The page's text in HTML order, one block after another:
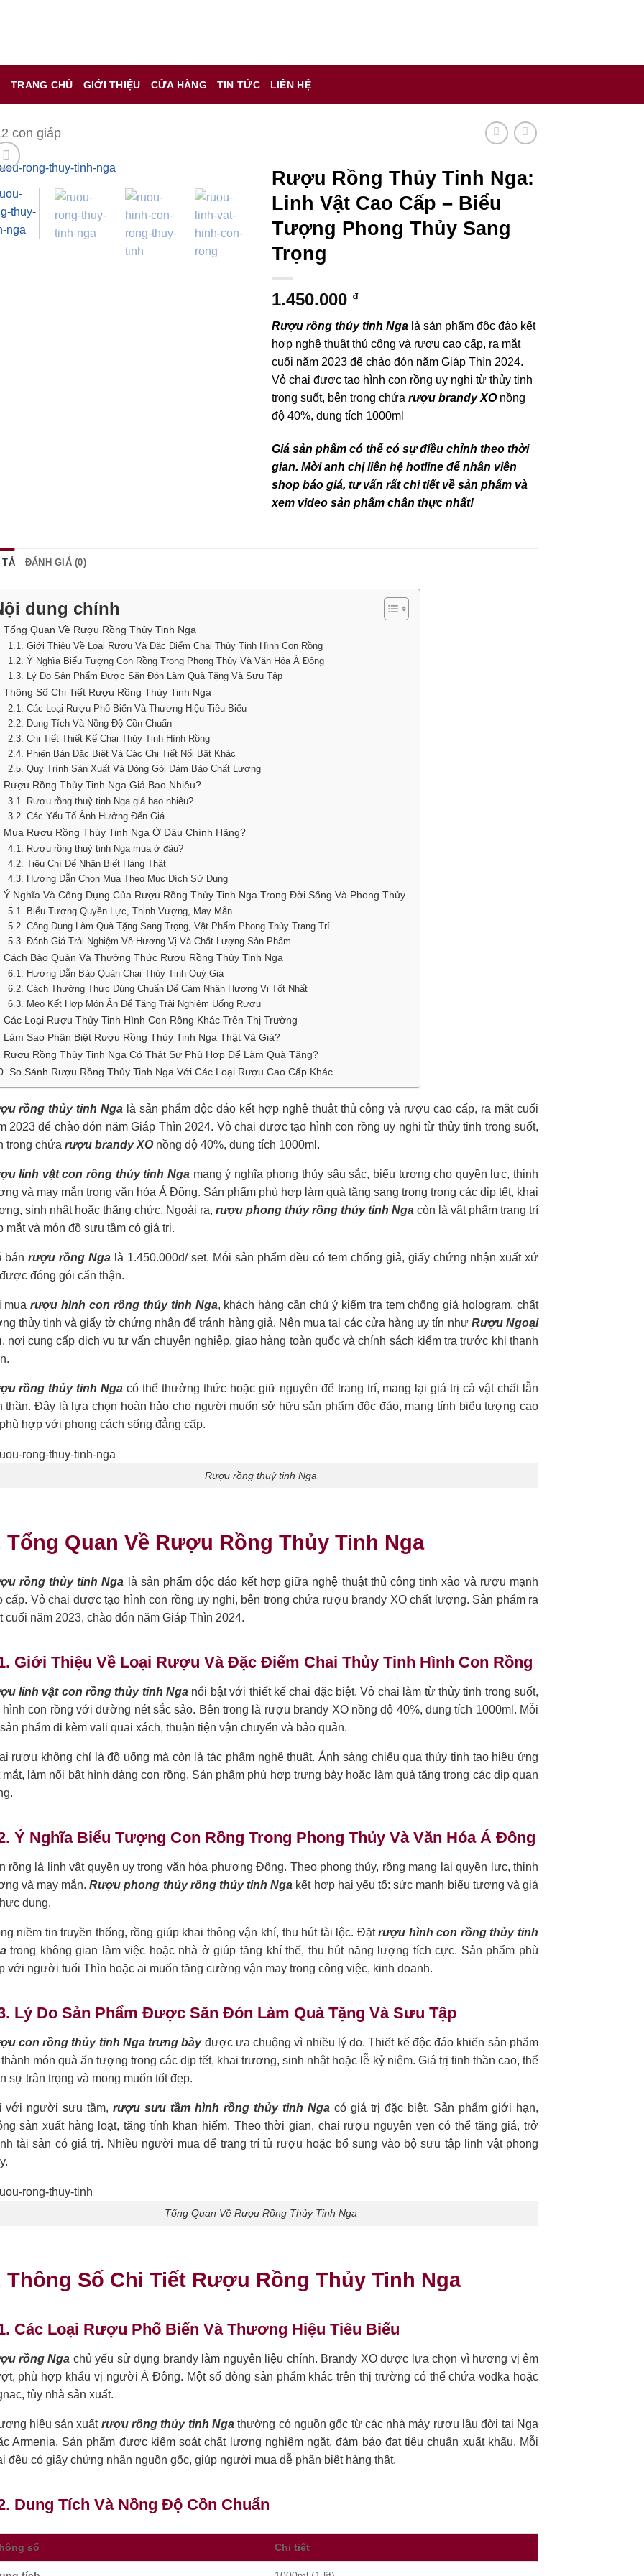
đang mang thai.
TRANG CHỦ GIỚI THIỆU CỬA HÀNG TIN TỨC LIÊN HỆ
con giáp
Rượu Rồng Thủy Tinh Nga:
Linh Vật Cao Cấp – Biểu
Tượng Phong Thủy Sang
Trọng
1.450.000 ₫
Rượu rồng thủy tinh Nga là sản phẩm độc đáo kết
hợp nghệ thuật thủ công và rượu cao cấp, ra mắt
cuối năm 2023 để chào đón năm Giáp Thìn 2024.
Vỏ chai được tạo hình con rồng uy nghi từ thủy tinh
trong suốt, bên trong chứarượu brandy XOnồng
độ 40%, dung tích 1000ml
Giá sản phẩm có thể có sự điều chỉnh theo thời
gian. Mời anh chị liên hệ hotline để nhân viên
shop báo giá, tư vấn rất chi tiết về sản phẩm và
xem video sản phẩm chân thực nhất!
TẢ ĐÁNH GIÁ (0)
dung chính
Tổng Quan Về Rượu Rồng Thủy Tinh Nga
1.1. Giới Thiệu Về Loại Rượu Và Đặc Điểm Chai Thủy Tinh Hình Con Rồng
1.2. Ý Nghĩa Biểu Tượng Con Rồng Trong Phong Thủy Và Văn Hóa Á Đông
1.3. Lý Do Sản Phẩm Được Săn Đón Làm Quà Tặng Và Sưu Tập
Thông Số Chi Tiết Rượu Rồng Thủy Tinh Nga
2.1. Các Loại Rượu Phổ Biến Và Thương Hiệu Tiêu Biểu
2.2. Dung Tích Và Nồng Độ Cồn Chuẩn
2.3. Chi Tiết Thiết Kế Chai Thủy Tinh Hình Rồng
2.4. Phiên Bản Đặc Biệt Và Các Chi Tiết Nổi Bật Khác
2.5. Quy Trình Sản Xuất Và Đóng Gói Đảm Bảo Chất Lượng
Rượu Rồng Thủy Tinh Nga Giá Bao Nhiêu?
3.1. Rượu rồng thuỷ tinh Nga giá bao nhiêu?
3.2. Các Yếu Tố Ảnh Hưởng Đến Giá
Mua Rượu Rồng Thủy Tinh Nga Ở Đâu Chính Hãng?
4.1. Rượu rồng thuỷ tinh Nga mua ở đâu?
4.2. Tiêu Chí Để Nhận Biết Hàng Thật
4.3. Hướng Dẫn Chọn Mua Theo Mục Đích Sử Dụng
Ý Nghĩa Và Công Dụng Của Rượu Rồng Thủy Tinh Nga Trong Đời Sống Và Phong Thủy
5.1. Biểu Tượng Quyền Lực, Thịnh Vượng, May Mắn
5.2. Công Dụng Làm Quà Tặng Sang Trọng, Vật Phẩm Phong Thủy Trang Trí
5.3. Đánh Giá Trải Nghiệm Về Hương Vị Và Chất Lượng Sản Phẩm
Cách Bảo Quản Và Thưởng Thức Rượu Rồng Thủy Tinh Nga
6.1. Hướng Dẫn Bảo Quản Chai Thủy Tinh Quý Giá
6.2. Cách Thưởng Thức Đúng Chuẩn Để Cảm Nhận Hương Vị Tốt Nhất
6.3. Mẹo Kết Hợp Món Ăn Để Tăng Trải Nghiệm Uống Rượu
Các Loại Rượu Thủy Tinh Hình Con Rồng Khác Trên Thị Trường
Làm Sao Phân Biệt Rượu Rồng Thủy Tinh Nga Thật Và Giả?
Rượu Rồng Thủy Tinh Nga Có Thật Sự Phù Hợp Để Làm Quà Tặng?
So Sánh Rượu Rồng Thủy Tinh Nga Với Các Loại Rượu Cao Cấp Khác
rồng thủy tinh Nga là sản phẩm độc đáo kết hợp nghệ thuật thủ công và rượu cao cấp, ra mắt cuối
2023 để chào đón năm Giáp Thìn 2024. Vỏ chai được tạo hình con rồng uy nghi từ thủy tinh trong suốt,
trong chứa rượu brandy XOnồng độ 40%, dung tích 1000ml.
linh vật con rồng thủy tinh Ngamang ý nghĩa phong thủy sâu sắc, biểu tượng cho quyền lực, thịnh
và may mắn trong văn hóa Á Đông. Sản phẩm phù hợp làm quà tặng sang trọng trong các dịp tết, khai
sinh nhật hoặc thăng chức. Ngoài ra, rượu phong thủy rồng thủy tinh Ngacòn là vật phẩm trang trí
mắt và món đồ sưu tầm có giá trị.
bánrượu rồng Nga là 1.450.000đ/ set. Mỗi sản phẩm đều có tem chống giả, giấy chứng nhận xuất xứ
đóng gói cẩn thận.
muarượu hình con rồng thủy tinh Nga, khách hàng cần chú ý kiểm tra tem chống giả hologram, chất
thủy tinh và giấy tờ chứng nhận để tránh hàng giả. Nên mua tại các cửa hàng uy tín như Rượu Ngoại
, nơi cung cấp dịch vụ tư vấn chuyên nghiệp, giao hàng toàn quốc và chính sách kiểm tra trước khi thanh
rồng thủy tinh Nga có thể thưởng thức hoặc giữ nguyên để trang trí, mang lại giá trị cả vật chất lẫn
thần. Đây là lựa chọn hoàn hảo cho người muốn sở hữu sản phẩm độc đáo, mang tính biểu tượng cao
hợp với phong cách sống đẳng cấp.
Rượu rồng thuỷ tinh Nga
Tổng Quan Về Rượu Rồng Thủy Tinh Nga
rồng thủy tinh Nga là sản phẩm độc đáo kết hợp giữa nghệ thuật thủ công tinh xảo và rượu mạnh
cấp. Vỏ chai được tạo hình con rồng uy nghi, bên trong chứa rượu brandy XO chất lượng. Sản phẩm ra
cuối năm 2023, chào đón năm Giáp Thìn 2024.
Giới Thiệu Về Loại Rượu Và Đặc Điểm Chai Thủy Tinh Hình Con Rồng
linh vật con rồng thủy tinh Nga nổi bật với thiết kế chai đặc biệt. Vỏ chai làm từ thủy tinh trong suốt,
hình con rồng với đường nét sắc sảo. Bên trong là rượu brandy XO nồng độ 40%, dung tích 1000ml. Mỗi
phẩm đi kèm vali quai xách, thuận tiện vận chuyển và bảo quản.
rượu không chỉ là đồ uống mà còn là tác phẩm nghệ thuật. Ánh sáng chiếu qua thủy tinh tạo hiệu ứng
mắt, làm nổi bật hình dáng con rồng. Sản phẩm phù hợp trưng bày hoặc làm quà tặng trong các dịp quan
Ý Nghĩa Biểu Tượng Con Rồng Trong Phong Thủy Và Văn Hóa Á Đông
rồng là linh vật quyền uy trong văn hóa phương Đông. Theo phong thủy, rồng mang lại quyền lực, thịnh
và may mắn.Rượu phong thủy rồng thủy tinh Nga kết hợp hai yếu tố: sức mạnh biểu tượng và giá
dụng.
niềm tin truyền thống, rồng giúp khai thông vận khí, thu hút tài lộc. Đặtrượu hình con rồng thủy tinh
trong không gian làm việc hoặc nhà ở giúp tăng khí thế, thu hút năng lượng tích cực. Sản phẩm phù
với người tuổi Thìn hoặc ai muốn tăng cường vận may trong công việc, kinh doanh.
Lý Do Sản Phẩm Được Săn Đón Làm Quà Tặng Và Sưu Tập
con rồng thủy tinh Nga trưng bàyđược ưa chuộng vì nhiều lý do. Thiết kế độc đáo khiến sản phẩm
món quà ấn tượng trong các dịp tết, khai trương, sinh nhật hoặc lễ kỷ niệm. Giá trị tinh thần cao, thể
sự trân trọng và mong muốn tốt đẹp.
với người sưu tầm,rượu sưu tầm hình rồng thủy tinh Nga có giá trị đặc biệt. Sản phẩm giới hạn,
sản xuất hàng loạt, tăng tính khan hiếm. Theo thời gian, chai rượu nguyên vẹn có thể tăng giá, trở
tài sản có giá trị. Nhiều người mua để trang trí tủ rượu hoặc bổ sung vào bộ sưu tập linh vật phong
Tổng Quan Về Rượu Rồng Thủy Tinh Nga
Thông Số Chi Tiết Rượu Rồng Thủy Tinh Nga
Các Loại Rượu Phổ Biến Và Thương Hiệu Tiêu Biểu
rồng Nga chủ yếu sử dụng brandy làm nguyên liệu chính. Brandy XO được lựa chọn vì hương vị êm
phù hợp khẩu vị người Á Đông. Một số dòng sản phẩm khác trên thị trường có thể chứa vodka hoặc
tùy nhà sản xuất.
hiệu sản xuất rượu rồng thủy tinh Nga thường có nguồn gốc từ các nhà máy rượu lâu đời tại Nga
Armenia. Sản phẩm được kiểm soát chất lượng nghiêm ngặt, đảm bảo đạt tiêu chuẩn xuất khẩu. Mỗi
đều có giấy chứng nhận nguồn gốc, giúp người mua dễ phân biệt hàng thật.
Dung Tích Và Nồng Độ Cồn Chuẩn
số Chi tiết